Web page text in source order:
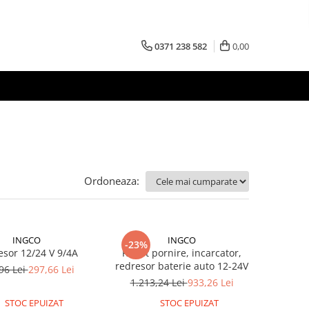
0371 238 582 0,00
Ordoneaza:
INGCO
12/24 V 9/4A
Lei297,66 Lei
STOC EPUIZAT
-23% INGCO
Robot pornire, incarcator,
redresor baterie auto 12-24V
1.213,24 Lei933,26 Lei
STOC EPUIZAT